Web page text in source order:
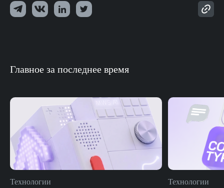
Главное за последнее время
Технологии Технологии